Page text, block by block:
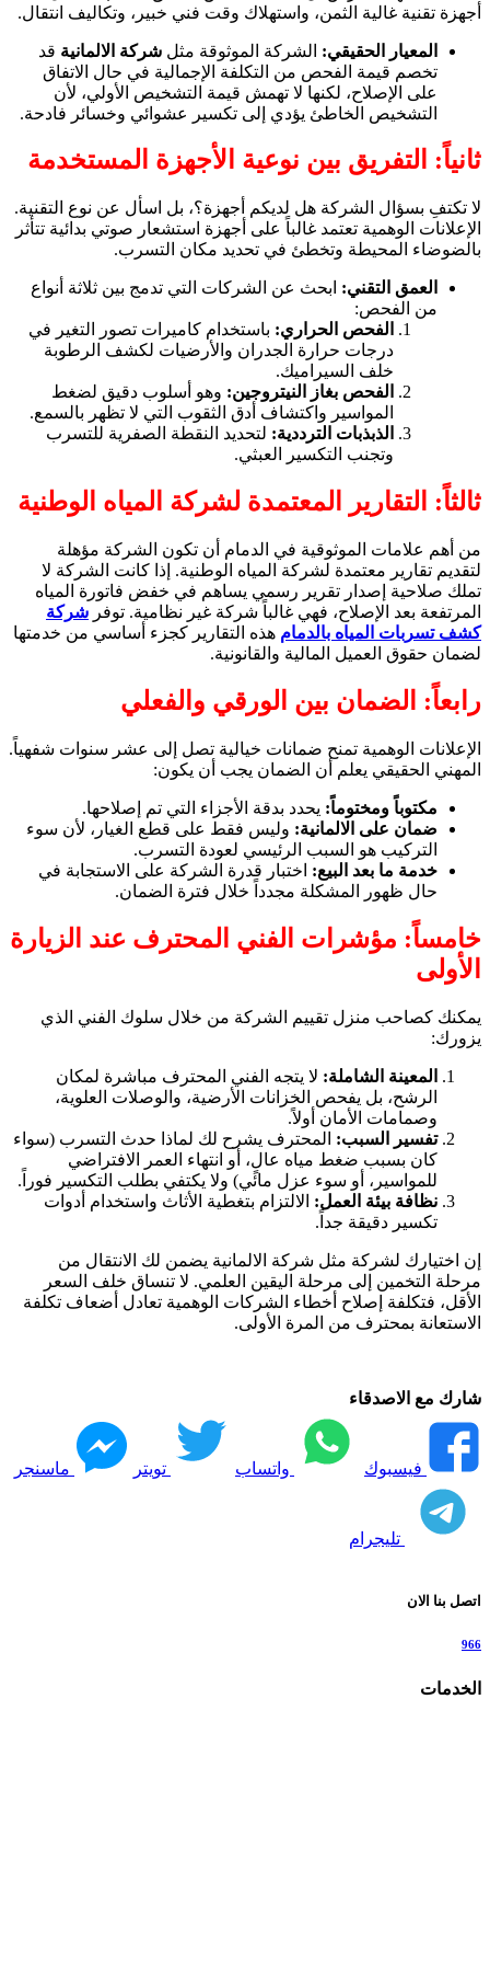
أجهزة تقنية غالية الثمن، واستهلاك وقت فني خبير، وتكاليف انتقال.
المعيار الحقيقي: الشركة الموثوقة مثل شركة الالمانية قد
تخصم قيمة الفحص من التكلفة الإجمالية في حال الاتفاق
على الإصلاح، لكنها لا تهمش قيمة التشخيص الأولي، لأن
التشخيص الخاطئ يؤدي إلى تكسير عشوائي وخسائر فادحة.
ثانياً: التفريق بين نوعية الأجهزة المستخدمة
لا تكتفِ بسؤال الشركة هل لديكم أجهزة؟، بل اسأل عن نوع التقنية.
الإعلانات الوهمية تعتمد غالباً على أجهزة استشعار صوتي بدائية تتأثر
بالضوضاء المحيطة وتخطئ في تحديد مكان التسرب.
العمق التقني: ابحث عن الشركات التي تدمج بين ثلاثة أنواع
من الفحص:
الفحص الحراري: باستخدام كاميرات تصور التغير في
درجات حرارة الجدران والأرضيات لكشف الرطوبة
خلف السيراميك.
الفحص بغاز النيتروجين: وهو أسلوب دقيق لضغط
المواسير واكتشاف أدق الثقوب التي لا تظهر بالسمع.
الذبذبات الترددية: لتحديد النقطة الصفرية للتسرب
وتجنب التكسير العبثي.
ثالثاً: التقارير المعتمدة لشركة المياه الوطنية
من أهم علامات الموثوقية في الدمام أن تكون الشركة مؤهلة
لتقديم تقارير معتمدة لشركة المياه الوطنية. إذا كانت الشركة لا
تملك صلاحية إصدار تقرير رسمي يساهم في خفض فاتورة المياه
المرتفعة بعد الإصلاح، فهي غالباً شركة غير نظامية. توفر شركة
كشف تسربات المياه بالدمام هذه التقارير كجزء أساسي من خدمتها
لضمان حقوق العميل المالية والقانونية.
رابعاً: الضمان بين الورقي والفعلي
الإعلانات الوهمية تمنح ضمانات خيالية تصل إلى عشر سنوات شفهياً.
المهني الحقيقي يعلم أن الضمان يجب أن يكون:
مكتوباً ومختوماً: يحدد بدقة الأجزاء التي تم إصلاحها.
ضمان على الالمانية: وليس فقط على قطع الغيار، لأن سوء
التركيب هو السبب الرئيسي لعودة التسرب.
خدمة ما بعد البيع: اختبار قدرة الشركة على الاستجابة في
حال ظهور المشكلة مجدداً خلال فترة الضمان.
خامساً: مؤشرات الفني المحترف عند الزيارة
الأولى
يمكنك كصاحب منزل تقييم الشركة من خلال سلوك الفني الذي
يزورك:
المعينة الشاملة: لا يتجه الفني المحترف مباشرة لمكان
الرشح، بل يفحص الخزانات الأرضية، والوصلات العلوية،
وصمامات الأمان أولاً.
تفسير السبب: المحترف يشرح لك لماذا حدث التسرب (سواء
كان بسبب ضغط مياه عالٍ، أو انتهاء العمر الافتراضي
للمواسير، أو سوء عزل مائي) ولا يكتفي بطلب التكسير فوراً.
نظافة بيئة العمل: الالتزام بتغطية الأثاث واستخدام أدوات
تكسير دقيقة جداً.
إن اختيارك لشركة مثل شركة الالمانية يضمن لك الانتقال من
مرحلة التخمين إلى مرحلة اليقين العلمي. لا تنساق خلف السعر
الأقل، فتكلفة إصلاح أخطاء الشركات الوهمية تعادل أضعاف تكلفة
الاستعانة بمحترف من المرة الأولى.
شارك مع الاصدقاء
فيسبوك واتساب تويتر ماسنجر
تليجرام
اتصل بنا الان
966
الخدمات